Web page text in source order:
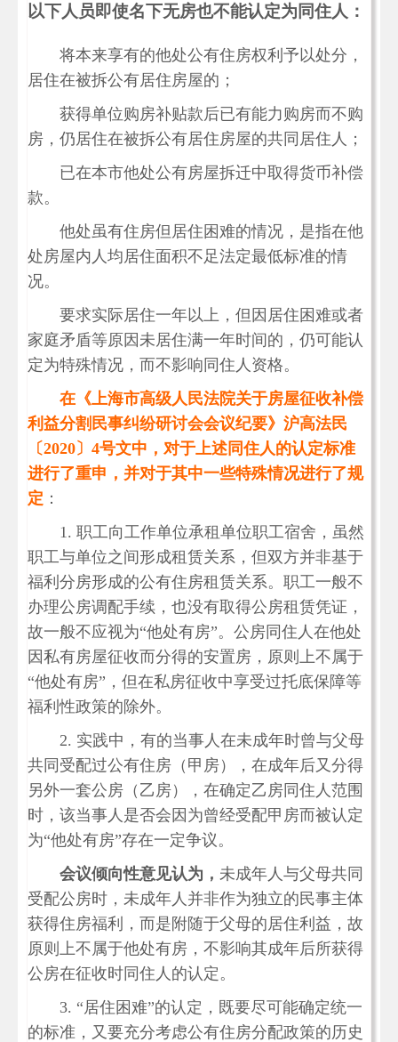
以下人员即使名下无房也不能认定为同住人：
将本来享有的他处公有住房权利予以处分，
居住在被拆公有居住房屋的；
获得单位购房补贴款后已有能力购房而不购
房，仍居住在被拆公有居住房屋的共同居住人；
已在本市他处公有房屋拆迁中取得货币补偿
款。
他处虽有住房但居住困难的情况，是指在他
处房屋内人均居住面积不足法定最低标准的情
况。
要求实际居住一年以上，但因居住困难或者
家庭矛盾等原因未居住满一年时间的，仍可能认
定为特殊情况，而不影响同住人资格。
在《上海市高级人民法院关于房屋征收补偿
利益分割民事纠纷研讨会会议纪要》沪高法民
〔2020〕4号文中，对于上述同住人的认定标准
进行了重申，并对于其中一些特殊情况进行了规
定 ：
1. 职工向工作单位承租单位职工宿舍，虽然
职工与单位之间形成租赁关系，但双方并非基于
福利分房形成的公有住房租赁关系。职工一般不
办理公房调配手续，也没有取得公房租赁凭证，
故一般不应视为“他处有房”。公房同住人在他处
因私有房屋征收而分得的安置房，原则上不属于
“他处有房”，但在私房征收中享受过托底保障等
福利性政策的除外。
2. 实践中，有的当事人在未成年时曾与父母
共同受配过公有住房（甲房），在成年后又分得
另外一套公房（乙房），在确定乙房同住人范围
时，该当事人是否会因为曾经受配甲房而被认定
为“他处有房”存在一定争议。
会议倾向性意见认为， 未成年人与父母共同
受配公房时，未成年人并非作为独立的民事主体
获得住房福利，而是附随于父母的居住利益，故
原则上不属于他处有房，不影响其成年后所获得
公房在征收时同住人的认定。
3. “居住困难”的认定，既要尽可能确定统一
的标准，又要充分考虑公有住房分配政策的历史